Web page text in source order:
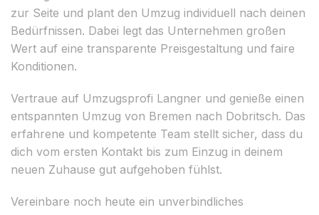
zur Seite und plant den Umzug individuell nach deinen
Bedürfnissen. Dabei legt das Unternehmen großen
Wert auf eine transparente Preisgestaltung und faire
Konditionen.
Vertraue auf Umzugsprofi Langner und genieße einen
entspannten Umzug von Bremen nach Dobritsch. Das
erfahrene und kompetente Team stellt sicher, dass du
dich vom ersten Kontakt bis zum Einzug in deinem
neuen Zuhause gut aufgehoben fühlst.
Vereinbare noch heute ein unverbindliches